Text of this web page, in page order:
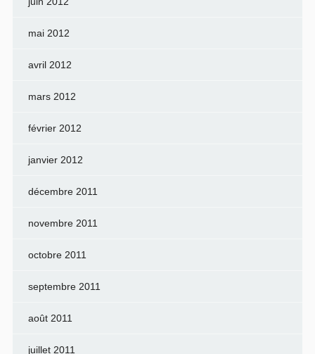
mai 2012
avril 2012
mars 2012
février 2012
janvier 2012
décembre 2011
novembre 2011
octobre 2011
septembre 2011
août 2011
juillet 2011